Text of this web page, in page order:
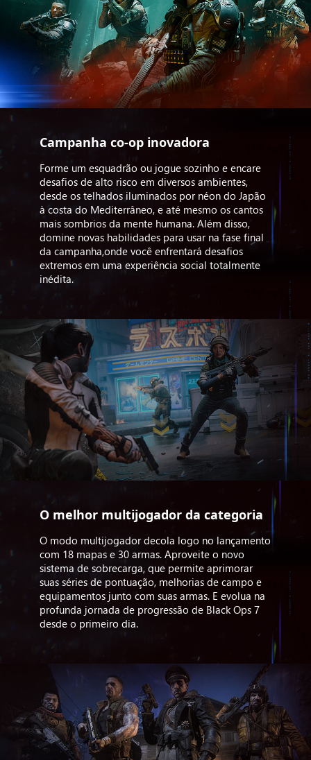
Campanha co-op inovadora
Forme um esquadrão ou jogue sozinho e encare
desafios de alto risco em diversos ambientes,
desde os telhados iluminados por néon do Japão
à costa do Mediterrâneo, e até mesmo os cantos
mais sombrios da mente humana. Além disso,
domine novas habilidades para usar na fase final
da campanha,onde você enfrentará desafios
extremos em uma experiência social totalmente
inédita.
O melhor multijogador da categoria
O modo multijogador decola logo no lançamento
com 18 mapas e 30 armas. Aproveite o novo
sistema de sobrecarga, que permite aprimorar
suas séries de pontuação, melhorias de campo e
equipamentos junto com suas armas. E evolua na
profunda jornada de progressão de Black Ops 7
desde o primeiro dia.